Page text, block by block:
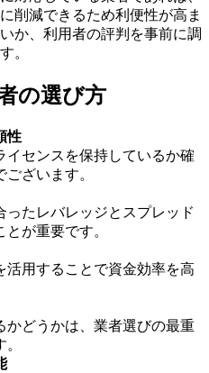
削減できるため利便性が高ま
か、利用者の評判を事前に調
。
の選び方
性
イセンスを保持しているか確
ざいます。
ったレバレッジとスプレッド
が重要です。
活用することで資金効率を高
かどうかは、業者選びの最重